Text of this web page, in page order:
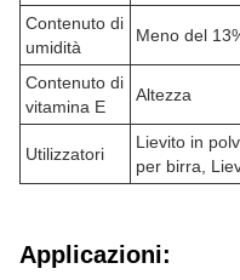
Contenuto di
umidità
Meno del
Contenuto di
vitamina E
Altezza
Utilizzatori
Lievito in
per birra,
Applicazioni: